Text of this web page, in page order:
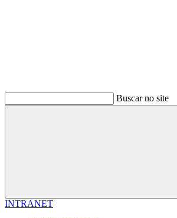
Buscar no site
Buscar
INTRANET